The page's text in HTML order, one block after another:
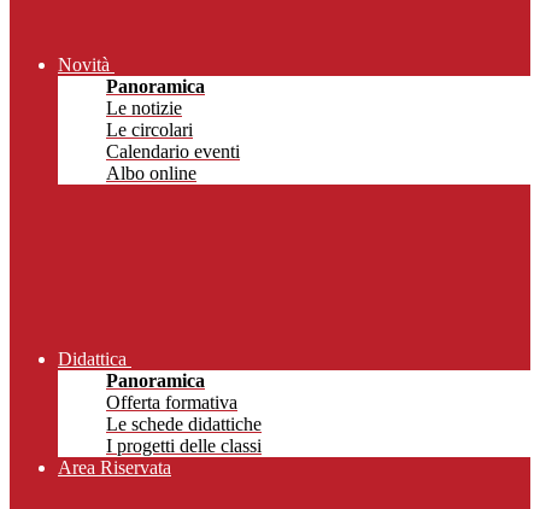
Novità
Panoramica
Le notizie
Le circolari
Calendario eventi
Albo online
Didattica
Panoramica
Offerta formativa
Le schede didattiche
I progetti delle classi
Area Riservata